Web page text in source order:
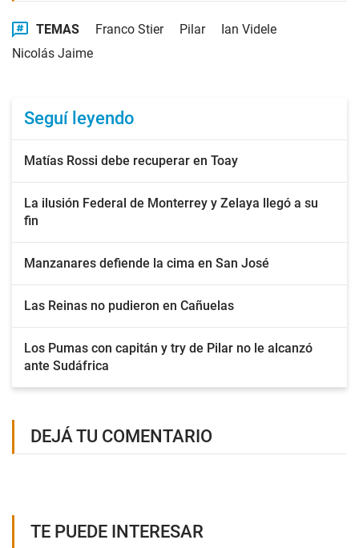
TEMAS Franco Stier Pilar
Ian Videle
Nicolás Jaime
Seguí leyendo
Matías Rossi debe recuperar en Toay
La ilusión Federal de Monterrey y Zelaya llegó a su
fin
Manzanares defiende la cima en San José
Las Reinas no pudieron en Cañuelas
Los Pumas con capitán y try de Pilar no le alcanzó
ante Sudáfrica
DEJÁ TU COMENTARIO
TE PUEDE INTERESAR